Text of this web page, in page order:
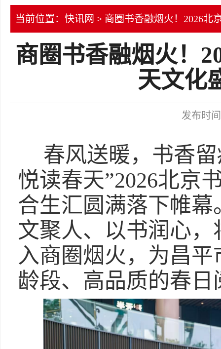
当前位置： 快讯网 > 商圈书香融烟火！2026北
商圈书香融烟火！
天文化
发布时
春风送暖，书香
悦读春天”2026北京
合生汇圆满落下帷
文聚人、以书润心
入商圈烟火，为昌
龄段、高品质的春日